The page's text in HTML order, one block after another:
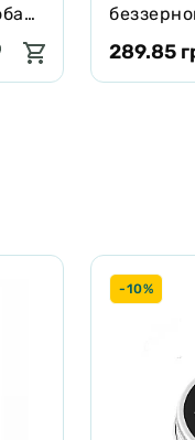
г
зі
289.85
-10%